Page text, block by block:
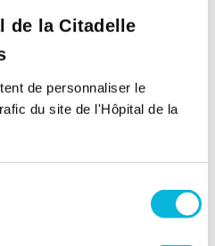
de la Citadelle
de personnaliser le
du site de l'Hôpital de la